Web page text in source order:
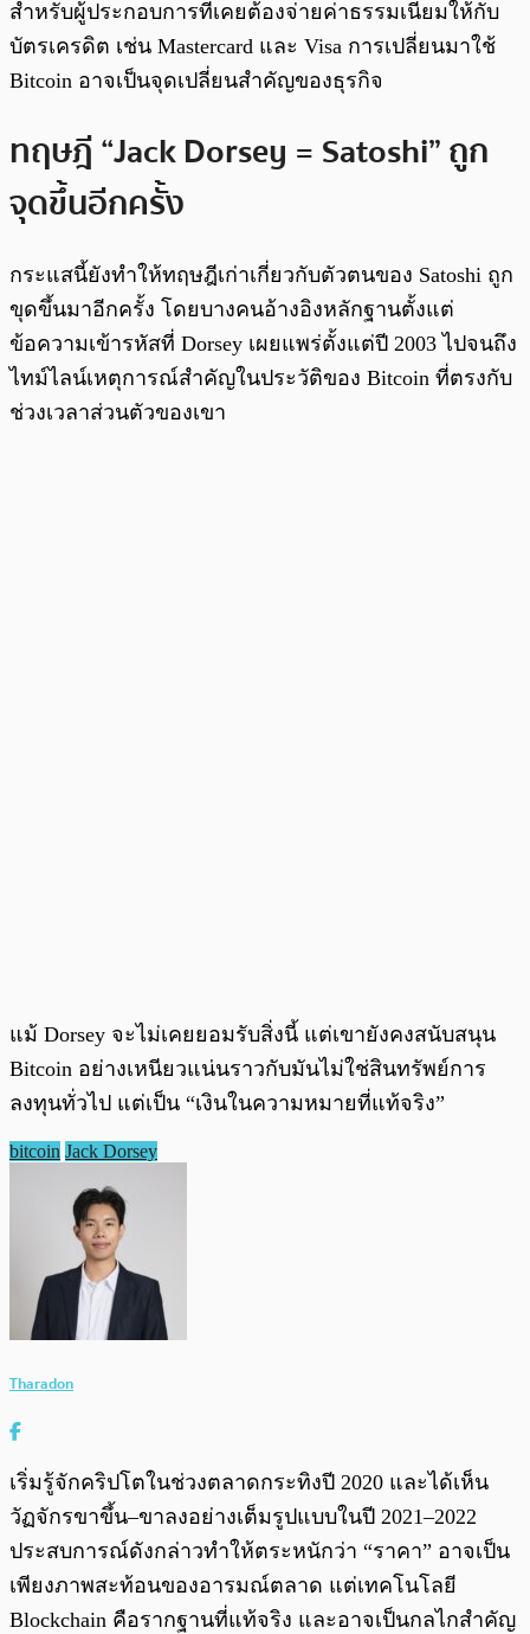
สำหรับผู้ประกอบการที่เคยต้องจ่ายค่าธรรมเนียมให้กับ
บัตรเครดิต เช่น Mastercard และ Visa การเปลี่ยนมาใช้
Bitcoin อาจเป็นจุดเปลี่ยนสำคัญของธุรกิจ
ทฤษฎี “Jack Dorsey = Satoshi” ถูก
จุดขึ้นอีกครั้ง
กระแสนี้ยังทำให้ทฤษฎีเก่าเกี่ยวกับตัวตนของ Satoshi ถูก
ขุดขึ้นมาอีกครั้ง โดยบางคนอ้างอิงหลักฐานตั้งแต่
ข้อความเข้ารหัสที่ Dorsey เผยแพร่ตั้งแต่ปี 2003 ไปจนถึง
ไทม์ไลน์เหตุการณ์สำคัญในประวัติของ Bitcoin ที่ตรงกับ
ช่วงเวลาส่วนตัวของเขา
แม้ Dorsey จะไม่เคยยอมรับสิ่งนี้ แต่เขายังคงสนับสนุน
Bitcoin อย่างเหนียวแน่นราวกับมันไม่ใช่สินทรัพย์การ
ลงทุนทั่วไป แต่เป็น “เงินในความหมายที่แท้จริง”
bitcoin Jack Dorsey
Tharadon
เริ่มรู้จักคริปโตในช่วงตลาดกระทิงปี 2020 และได้เห็น
วัฏจักรขาขึ้น–ขาลงอย่างเต็มรูปแบบในปี 2021–2022
ประสบการณ์ดังกล่าวทำให้ตระหนักว่า “ราคา” อาจเป็น
เพียงภาพสะท้อนของอารมณ์ตลาด แต่เทคโนโลยี
Blockchain คือรากฐานที่แท้จริง และอาจเป็นกลไกสำคัญ